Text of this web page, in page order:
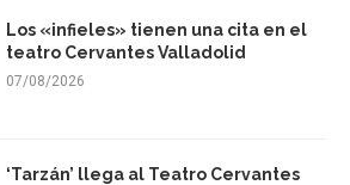
Los «infieles» tienen una cita en el
teatro Cervantes Valladolid
07/08/2026
‘Tarzán’ llega al Teatro Cervantes